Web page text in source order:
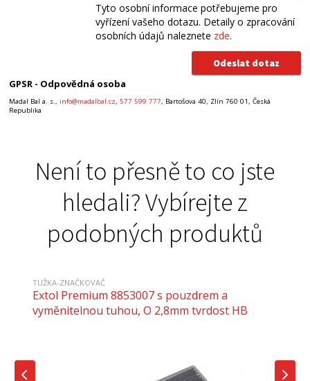
Tyto osobní informace potřebujeme pro
vyřízení vašeho dotazu. Detaily o zpracování
osobních údajů naleznete zde.
GPSR - Odpovědná osoba
Madal Bal a. s., info@madalbal.cz,577 599 777, Bartošova 40, Zlín 760 01, Česká
Republika
Není to přesně to co jste
hledali? Vybírejte z
podobných produktů
TUŽKA-ZNAČKOVAČ
Extol Premium 8853007 s pouzdrem a
vyměnitelnou tuhou, O 2,8mm tvrdost HB